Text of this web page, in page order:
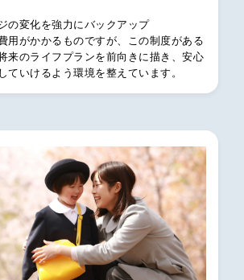
の変化を強力にバックアップ
用がかかるものですが、この制度がある
来のライフプランを前向きに描き、安心
ていけるよう環境を整えています。